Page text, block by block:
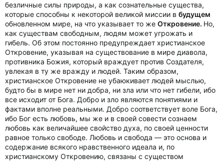
безличные силы природы, а как сознательные существа,
которые способны к некоторой великой миссии в будущем
обновленном мире, на что указывает то же Откровение. Но,
как существам свободным, людям может угрожать и
гибель. Об этом постоянно предупреждает христианское
Откровение, указывая на существование в мире диавола,
противника Божия, который враждует против Создателя,
увлекая в ту же вражду и людей. Таким образом,
христианское Откровение не убаюкивает людей мыслью,
будто бы в мире нет ни добра, ни зла или что нет гибели, ибо
все исходит от Бога. Добро и зло являются понятиями и
фактами вполне реальными. Добро соответствует воле Бога,
ибо Бог есть любовь, мы же и в своей совести сознаем
любовь как величайшее свойство духа, по своей ценности
равное только свободе. Любовь и свобода — это основа и
содержание всякого нравственного идеала и, по
христианскому Откровению, связаны с существом